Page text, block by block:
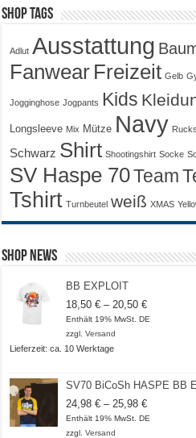
Shop Tags
Adlut Ausstattung
Fanwear Freizeit Gelb
Jogginghose Jogpants Kids
Longsleeve Mix Mütze Navy
Schwarz Shirt Shootingshirt Socke
SV Haspe 70Team
Tshirt Turnbeutel weiß XMAS
Shop News
BB EXPLOIT
18,50€ – 20,50€
18,50 €
Enthält 19% MwSt. DE
zzgl.Versand
Lieferzeit: ca. 10 Werktage
SV70 BiCoSh HASPE BB
24,98€ – 25,98€
24,98 €
Enthält 19% MwSt. DE
zzgl.Versand